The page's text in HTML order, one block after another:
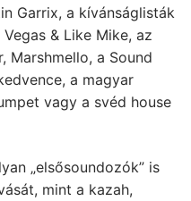
Garrix, a kívánságlisták
& Like Mike, az
Marshmello, a Sound
a magyar
vagy a svéd house
„elsősoundozók” is
mint a kazah,